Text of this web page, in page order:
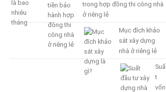
trong hợp đồng thi công nhà
ở riêng lẻ
Mục đích khảo
sát xây dựng
nhà ở riêng lẻ
Suấ
t
vốn